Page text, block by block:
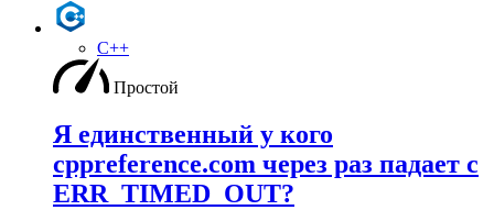
C++
Простой
Я единственный у кого
cppreference.com через раз падает с
ERR_TIMED_OUT?